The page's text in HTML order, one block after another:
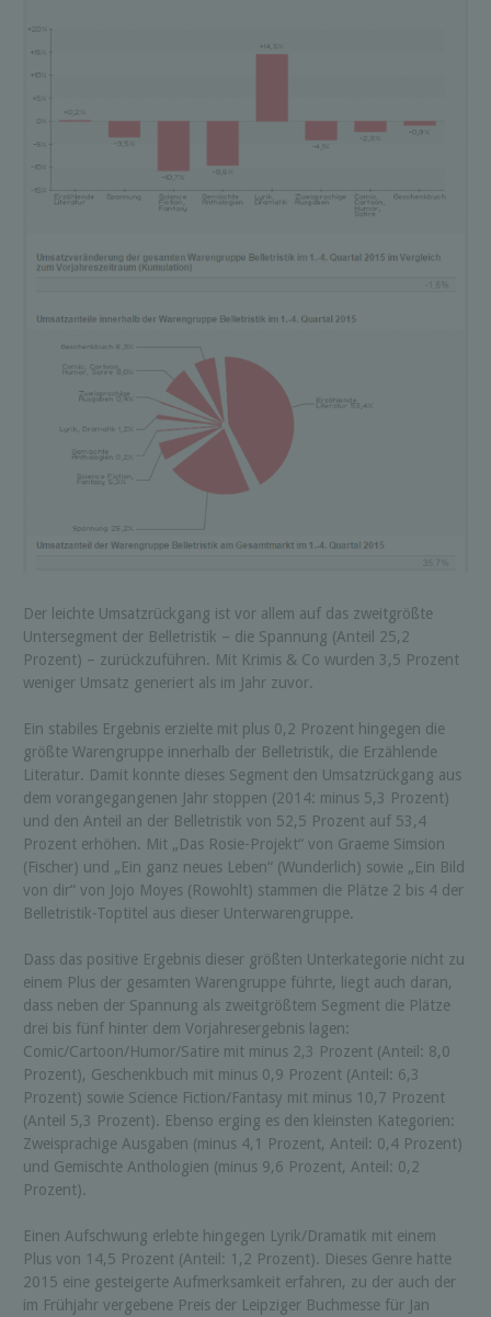
Der leichte Umsatzrückgang ist vor allem auf das zweitgrößte
Untersegment der Belletristik – die Spannung (Anteil 25,2
Prozent) – zurückzuführen. Mit Krimis & Co wurden 3,5 Prozent
weniger Umsatz generiert als im Jahr zuvor.
Ein stabiles Ergebnis erzielte mit plus 0,2 Prozent hingegen die
größte Warengruppe innerhalb der Belletristik, die Erzählende
Literatur. Damit konnte dieses Segment den Umsatzrückgang aus
dem vorangegangenen Jahr stoppen (2014: minus 5,3 Prozent)
und den Anteil an der Belletristik von 52,5 Prozent auf 53,4
Prozent erhöhen. Mit „Das Rosie-Projekt“ von Graeme Simsion
(Fischer) und „Ein ganz neues Leben“ (Wunderlich) sowie „Ein Bild
von dir“ von Jojo Moyes (Rowohlt) stammen die Plätze 2 bis 4 der
Belletristik-Toptitel aus dieser Unterwarengruppe.
Dass das positive Ergebnis dieser größten Unterkategorie nicht zu
einem Plus der gesamten Warengruppe führte, liegt auch daran,
dass neben der Spannung als zweitgrößtem Segment die Plätze
drei bis fünf hinter dem Vorjahresergebnis lagen:
Comic/Cartoon/Humor/Satire mit minus 2,3 Prozent (Anteil: 8,0
Prozent), Geschenkbuch mit minus 0,9 Prozent (Anteil: 6,3
Prozent) sowie Science Fiction/Fantasy mit minus 10,7 Prozent
(Anteil 5,3 Prozent). Ebenso erging es den kleinsten Kategorien:
Zweisprachige Ausgaben (minus 4,1 Prozent, Anteil: 0,4 Prozent)
und Gemischte Anthologien (minus 9,6 Prozent, Anteil: 0,2
Prozent).
Einen Aufschwung erlebte hingegen Lyrik/Dramatik mit einem
Plus von 14,5 Prozent (Anteil: 1,2 Prozent). Dieses Genre hatte
2015 eine gesteigerte Aufmerksamkeit erfahren, zu der auch der
im Frühjahr vergebene Preis der Leipziger Buchmesse für Jan